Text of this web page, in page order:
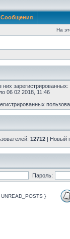
Сообщения
На
них
06 02 2018, 11:46
12712 | Новый
Пароль:
UNREAD_POSTS }